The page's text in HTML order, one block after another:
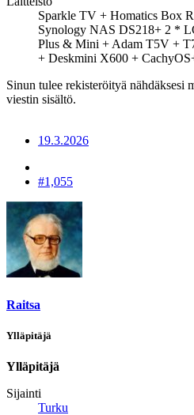
Sparkle TV + Homatics Box
Synology NAS DS218+ 2 *
Plus & Mini + Adam T5V +
+ Deskmini X600 +
Sinun tulee rekisteröityä nähdäksesi
viestin sisältö.
19.3.2026
#1,055
Raitsa
Ylläpitäjä
Ylläpitäjä
Sijainti
Turku